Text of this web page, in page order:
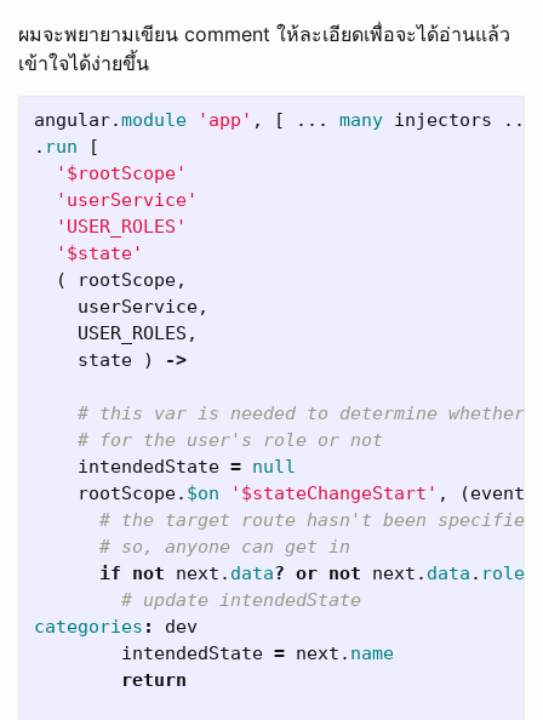
ผมจะพยายามเขียน comment ให้ละเอียดเพื่อจะได้อ่านแล้ว
เข้าใจได้ง่ายขึ้น
angular.module 'app' , [ ... many injectors
. run
[
'$rootScope'
'userService'
'USER_ROLES'
'$state'
(
rootScope,
userService,
USER_ROLES ,
state
) ->
# this var is needed to determine whether
# for the user's role or not
intendedState = null
rootScope. $on '$stateChangeStart' , (event
# the target route hasn't been specified
# so, anyone can get in
if
not next . data? or not next . data . roles
# update intendedState
categories :
dev
intendedState = next . name
return